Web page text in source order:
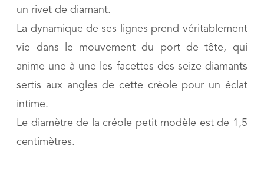
un rivet de diamant.
La dynamique de ses lignes prend véritablement
vie dans le mouvement du port de tête, qui
anime une à une les facettes des seize diamants
sertis aux angles de cette créole pour un éclat
intime.
Le diamètre de la créole petit modèle est de 1,5
centimètres.